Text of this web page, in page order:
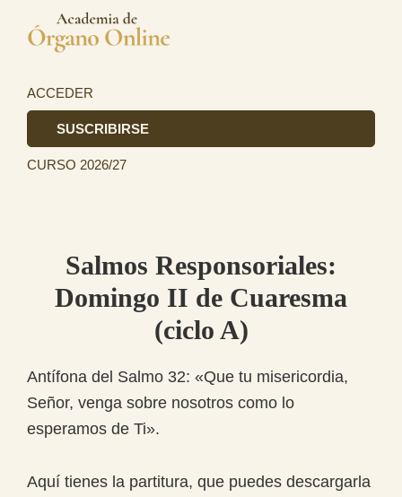
navegación
principal
principal
Órgano
primera
academia
de
Órgano
ámbito
ACCEDER
SUSCRIBIRSE
CURSO 2026/27
Salmos Responsoriales:
Domingo II de Cuaresma
(ciclo A)
Antífona del Salmo 32: «Que tu misericordia,
Señor, venga sobre nosotros como lo
esperamos de Ti».
Aquí tienes la partitura, que puedes descargarla